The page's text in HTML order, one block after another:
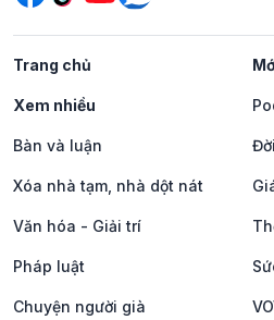
Trang chủ
Xem nhiều
Bàn và luận
Xóa nhà tạm, nhà dột nát
Văn hóa - Giải trí
Pháp luật
Chuyện người già